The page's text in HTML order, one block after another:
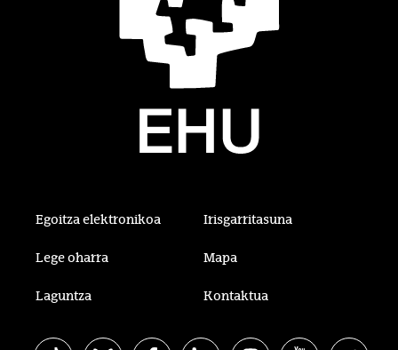
Egoitza elektronikoa Irisgarritasuna
Lege oharra Mapa
Laguntza Kontaktua